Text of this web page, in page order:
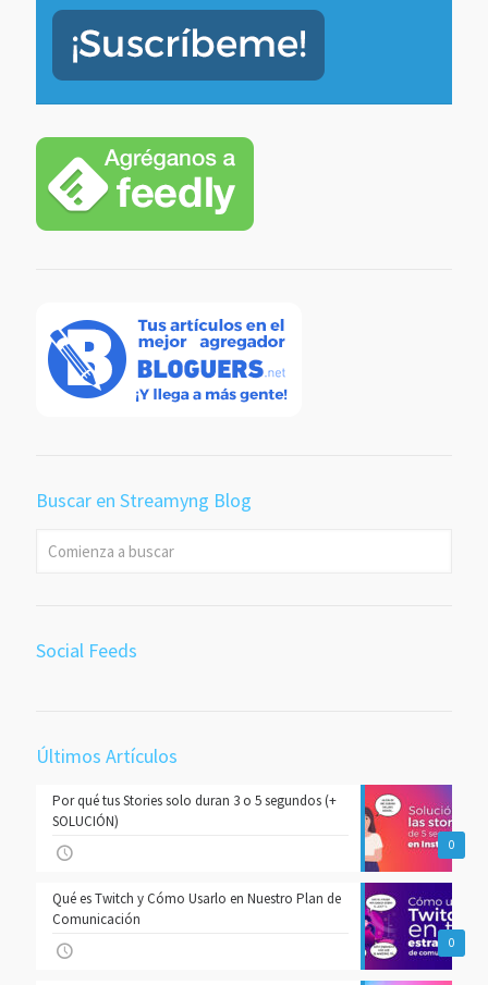
Buscar en Streamyng Blog
Social Feeds
Últimos Artículos
0
Por qué tus Stories solo duran 3 o 5 segundos (+
SOLUCIÓN)
0
Qué es Twitch y Cómo Usarlo en Nuestro Plan de
Comunicación